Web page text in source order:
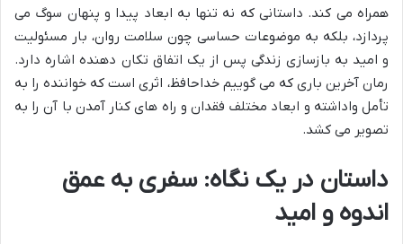
همراه می کند. داستانی که نه تنها به ابعاد پیدا و پنهان سوگ می
پردازد، بلکه به موضوعات حساسی چون سلامت روان، بار مسئولیت
و امید به بازسازی زندگی پس از یک اتفاق تکان دهنده اشاره دارد.
رمان آخرین باری که می گوییم خداحافظ، اثری است که خواننده را به
تأمل واداشته و ابعاد مختلف فقدان و راه های کنار آمدن با آن را به
تصویر می کشد.
داستان در یک نگاه: سفری به عمق
اندوه و امید